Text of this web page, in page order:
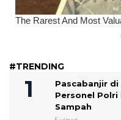
#TRENDING
Pascabanjir di
Personel Polri
Sampah